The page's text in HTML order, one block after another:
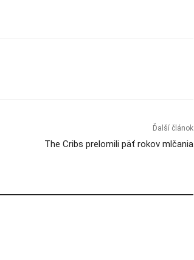
Ďalší článok
The Cribs prelomili päť rokov mlčania